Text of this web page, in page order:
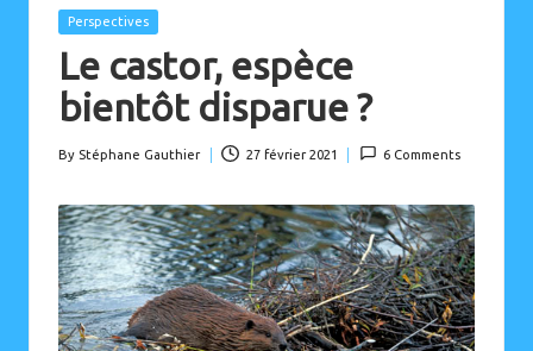
o
u
a
Posted
Perspectives
Le castor, espèce
bientôt disparue ?
Posted
By Stéphane Gauthier 27 février 2021 6 Comments